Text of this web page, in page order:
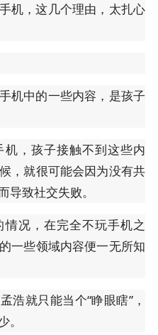
机，这几个理由，太扎心
机中的一些内容，是孩子
，孩子接触不到这些内
，就很可能会因为没有共
导致社交失败。
况，在完全不玩手机之
一些领域内容便一无所知
浩就只能当个“睁眼瞎”，